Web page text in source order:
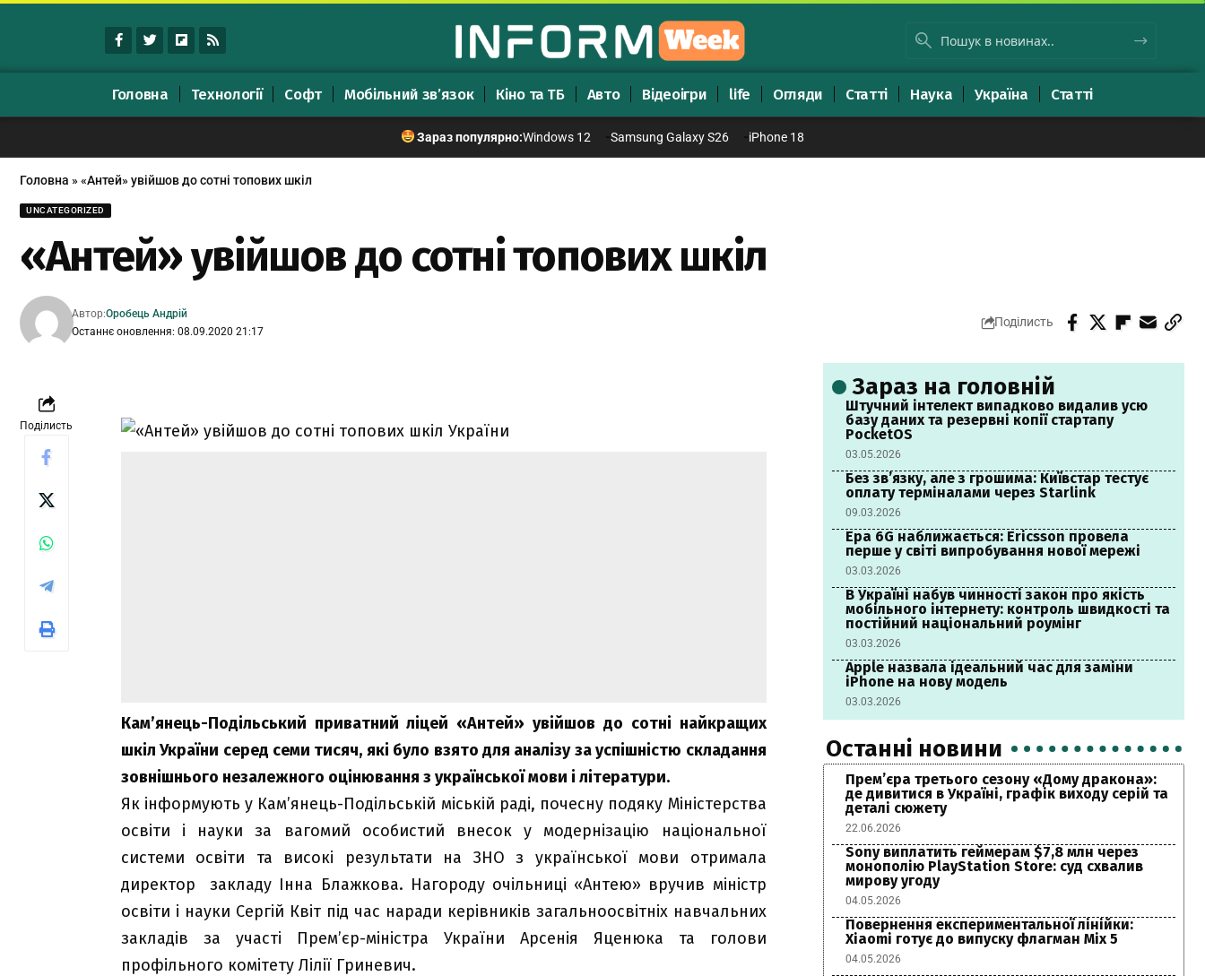
Головна Технології Софт Мобільний зв’язок Кіно та ТБ Авто Відеоігри life Огляди Статті Наука Україна Статті
Зараз популярно:Windows 12 Samsung Galaxy S26 iPhone 18
Головна »«Антей» увійшов до сотні топових шкіл
UNCATEGORIZED
«Антей» увійшов до сотні топових шкіл
Останнє оновлення: 08.09.2020 21:17
Автор:Оробець Андрій
Поділисть
Поділисть
Кам’янець-Подільський приватний ліцей «Антей» увійшов до сотні найкращих
шкіл України серед семи тисяч, які було взято для аналізу за успішністю складання
зовнішнього незалежного оцінювання з української мови і літератури.
Як інформують у Кам’янець-Подільській міській раді, почесну подяку Міністерства
освіти і науки за вагомий особистий внесок у модернізацію національної
системи освіти та високі результати на ЗНО з української мови отримала
директор закладу Інна Блажкова. Нагороду очільниці «Антею» вручив міністр
освіти і науки Сергій Квіт під час наради керівників загальноосвітніх навчальних
закладів за участі Прем’єр-міністра України Арсенія Яценюка та голови
профільного комітету Лілії Гриневич.
Зараз на головній
Штучний інтелект випадково видалив усю
базу даних та резервні копії стартапу
PocketOS
03.05.2026
Без зв’язку, але з грошима: Київстар тестує
оплату терміналами через Starlink
09.03.2026
Ера 6G наближається: Ericsson провела
перше у світі випробування нової мережі
03.03.2026
В Україні набув чинності закон про якість
мобільного інтернету: контроль швидкості та
постійний національний роумінг
03.03.2026
Apple назвала ідеальний час для заміни
iPhone на нову модель
03.03.2026
Останні новини
Прем’єра третього сезону «Дому дракона»:
де дивитися в Україні, графік виходу серій та
деталі сюжету
22.06.2026
Sony виплатить геймерам $7,8 млн через
монополію PlayStation Store: суд схвалив
мирову угоду
04.05.2026
Повернення експериментальної лінійки:
Xiaomi готує до випуску флагман Mix 5
04.05.2026